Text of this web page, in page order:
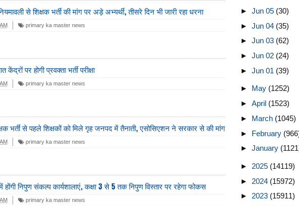
से शिक्षक भर्ती की मांग पर अड़े अभ्यर्थी, तीसरे दिन भी जारी रहा धरना
primary ka master news
पर होगी प्रवक्ता भर्ती परीक्षा
primary ka master news
भर्ती से पहले शिक्षकों को मिले गृह जनपद में तैनाती, एसोसिएशन ने सरकार से की मांग
primary ka master news
होंगी निपुण संकल्प कार्यशालाएं, कक्षा 3 से 5 तक निपुण विस्तार पर रहेगा फोकस
primary ka master news
► Jun 05 (30)
► Jun 04 (35)
► Jun 03 (62)
► Jun 02 (24)
► Jun 01 (39)
► May (1252)
► April (1523)
► March (1045)
► February
► January
► 2025 (14119)
► 2024 (15972)
► 2023 (15911)